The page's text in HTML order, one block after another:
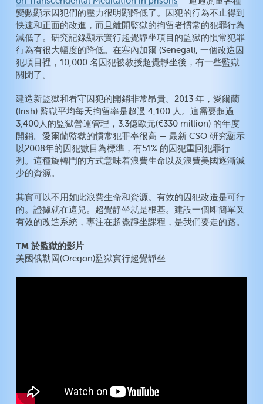
變數顯示囚犯們的壓力很明顯降低了。囚犯的行為不止得到
快速和正面的改進，而且離開監獄的拘留者慣常的犯罪行為
減低了。研究記錄顯示實行超覺靜坐項目的監獄的慣常犯罪
行為有很大幅度的降低。在塞內加爾 (Senegal), 一個改造囚
犯項目裡，10,000 名囚犯被教授超覺靜坐後，有一些監獄
關閉了。
建造新監獄和看守囚犯的開銷非常昂貴。2013 年，愛爾蘭
(Irish) 監獄平均每天拘留率是超過 4,100 人。這需要超過
3,400人的監獄營運管理，3.3億歐元(€330 million) 的年度
開銷。愛爾蘭監獄的慣常犯罪率很高 — 最新 CSO 研究顯示
以2008年的囚犯數目為標準，有51% 的囚犯重回犯罪行
列。這種旋轉門的方式意味着浪費生命以及浪費美國逐漸減
少的資源。
其實可以不用如此浪費生命和資源。有效的囚犯改造是可行
的。證據就在這兒。超覺靜坐就是根基。建設一個即簡單又
有效的改造系統，專注在超覺靜坐課程，是我們要走的路。
TM 於監獄的影片
美國俄勒岡(Oregon)監獄實行超覺靜坐